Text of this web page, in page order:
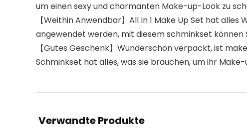
um einen sexy und charmanten Make-up-Look zu
【Weithin Anwendbar】All In 1 Make Up Set hat
angewendet werden, mit diesem schminkset
【Gutes Geschenk】Wunderschön verpackt, ist
Schminkset hat alles, was sie brauchen, um ihr
Verwandte Produkte